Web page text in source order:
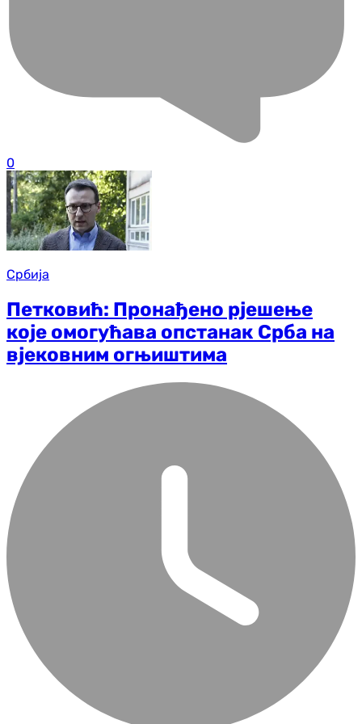
0
Србија
Петковић: Пронађено рјешење
које омогућава опстанак Срба на
вјековним огњиштима